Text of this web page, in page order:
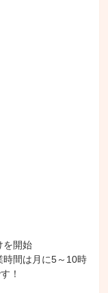
を開始
間は月に5～10時
！